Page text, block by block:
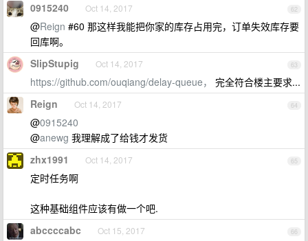
62
0915240 Oct 14, 2017
@Reign #60 那这样我能把你家的库存占用完，订单失效库存要
回库啊。
63
SlipStupig Oct 14, 2017
https://github.com/ouqiang/delay-queue， 完全符合楼主要求...
64
Reign Oct 14, 2017
@0915240
@anewg 我理解成了给钱才发货
65
zhx1991 Oct 14, 2017
定时任务啊
这种基础组件应该有做一个吧.
66
abccccabc Oct 15, 2017